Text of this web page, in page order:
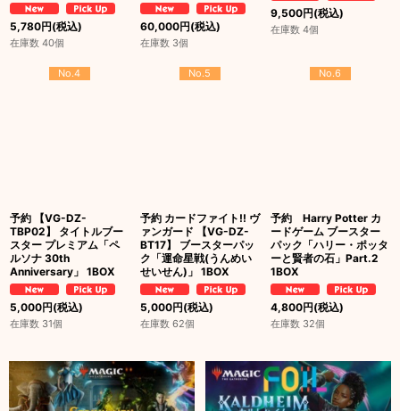
5,780円(税込)
在庫数 40個
60,000円(税込)
在庫数 3個
9,500円(税込)
在庫数 4個
No.4
予約 【VG-DZ-
TBP02】 タイトルブー
スター プレミアム「ペ
ルソナ 30th
Anniversary」 1BOX
5,000円(税込)
在庫数 31個
No.5
予約 カードファイト!! ヴ
ァンガード 【VG-DZ-
BT17】 ブースターパッ
ク「運命星戦(うんめい
せいせん)」 1BOX
5,000円(税込)
在庫数 62個
No.6
予約 Harry Potter カ
ードゲーム ブースター
パック「ハリー・ポッタ
ーと賢者の石」Part.2
1BOX
4,800円(税込)
在庫数 32個